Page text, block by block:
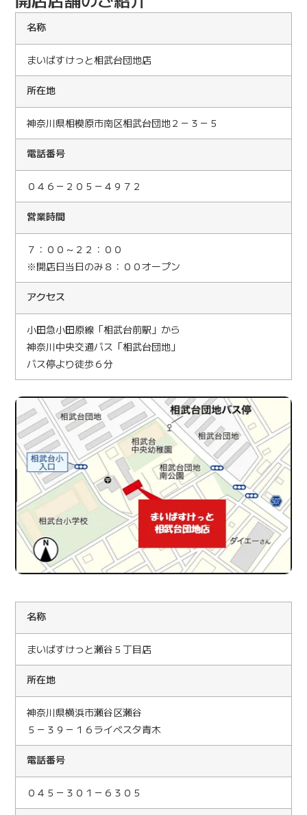
名称
まいばすけっと相武台団地店
所在地
神奈川県相模原市南区相武台団地２－３－５
電話番号
０４６－２０５－４９７２
営業時間
７：００～２２：００
※開店日当日のみ８：００オープン
アクセス
小田急小田原線「相武台前駅」から
神奈川中央交通バス「相武台団地」
バス停より徒歩６分
名称
まいばすけっと瀬谷５丁目店
所在地
神奈川県横浜市瀬谷区瀬谷
５－３９－１６ライベスタ青木
電話番号
０４５－３０１－６３０５